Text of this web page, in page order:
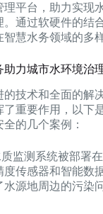
理平台，助力实现
。通过软硬件的结
慧水务领域的多
力城市水环境治
技术和全面的解
重要作用，以下
的几个案例：
监测系统被部署
度传感器和智能数
源地周边的污染